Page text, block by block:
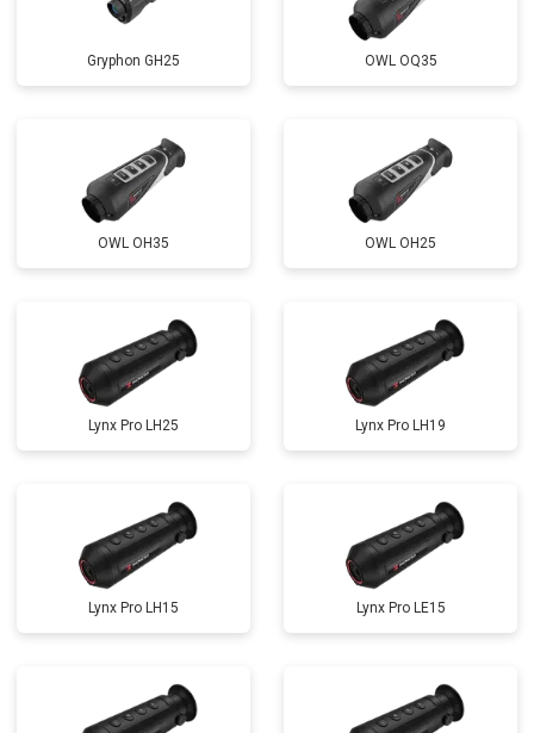
Gryphon GH25 OWL OQ35
OWL OH35 OWL OH25
Lynx Pro LH25 Lynx Pro LH19
Lynx Pro LH15 Lynx Pro LE15